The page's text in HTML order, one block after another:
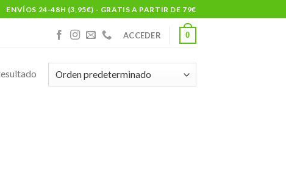
ENVÍOS 24-48H (3,95€) - GRATIS A PARTIR DE 79€
ACCEDER 0